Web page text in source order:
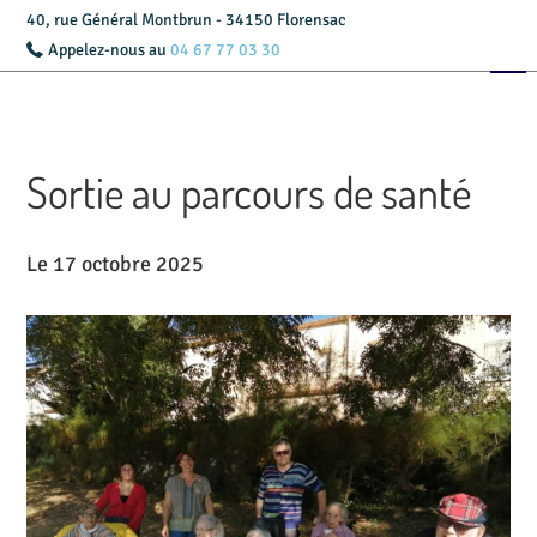
40, rue Général Montbrun - 34150 Florensac
Appelez-nous au 04 67 77 03 30
Accueil
Livret d’accueil
Services
Tarifs
Actualités
Contact
Sortie au parcours de santé
Le 17 octobre 2025